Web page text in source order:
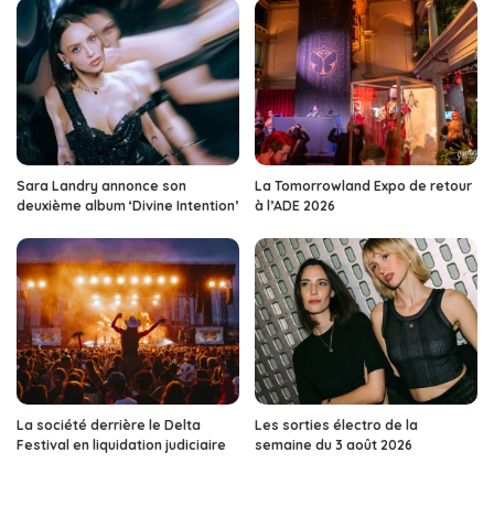
Sara Landry annonce son
deuxième album ‘Divine Intention’
La Tomorrowland Expo de retour
à l’ADE 2026
La société derrière le Delta
Festival en liquidation judiciaire
Les sorties électro de la
semaine du 3 août 2026